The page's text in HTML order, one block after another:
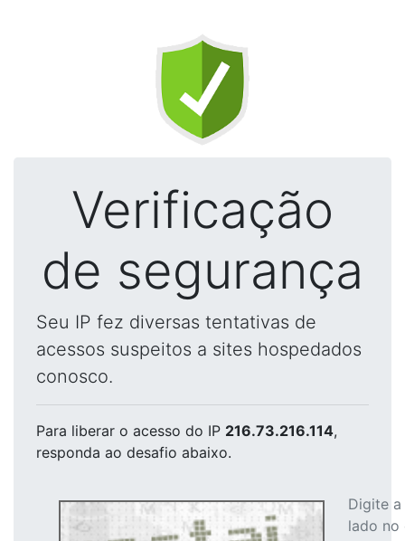
Verificação
de segurança
Seu IP fez diversas tentativas de
acessos suspeitos a sites hospedados
conosco.
Para liberar o acesso do IP 216.73.216.114,
responda ao desafio abaixo.
Digite
lado no